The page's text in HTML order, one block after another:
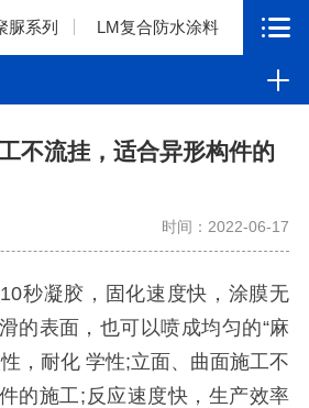
脲系列 LM复合防水涂料
不流挂，适合异形构件的
时间：2022-06-17
秒凝胶，固化速度快，涂膜无
的表面，也可以喷成均匀的“麻
，耐化 学性;立面、曲面施工不
的施工;反应速度快，生产效率